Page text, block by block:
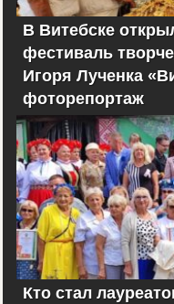
В Витебске
фестиваль
Игоря Лученка
фоторепортаж
Кто стал